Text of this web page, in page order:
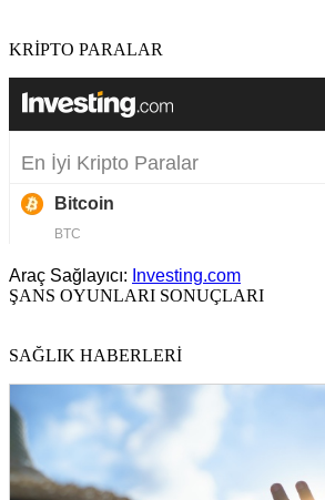
KRİPTO PARALAR
Araç Sağlayıcı: Investing.com
ŞANS OYUNLARI SONUÇLARI
SAĞLIK HABERLERİ